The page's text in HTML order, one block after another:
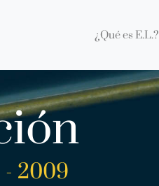
¿Qué es E.L.?
- 2009